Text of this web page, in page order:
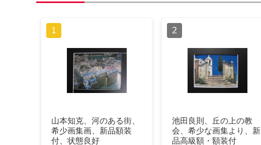
山本知克、河のある街、
希少画集画、新品額装
付、状態良好
池田良則、丘の上の教
会、希少な画集より、新
品高級額・額装付